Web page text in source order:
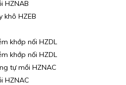
HZNAB
khô HZEB
khớp nối HZDL
khớp nối HZDL
tự mồi HZNAC
HZNAC